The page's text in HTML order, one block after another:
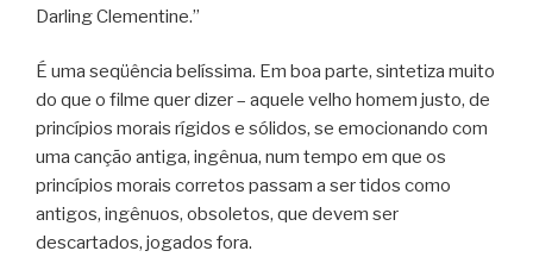
Darling Clementine.”
É uma seqüência belíssima. Em boa parte, sintetiza muito
do que o filme quer dizer – aquele velho homem justo, de
princípios morais rígidos e sólidos, se emocionando com
uma canção antiga, ingênua, num tempo em que os
princípios morais corretos passam a ser tidos como
antigos, ingênuos, obsoletos, que devem ser
descartados, jogados fora.